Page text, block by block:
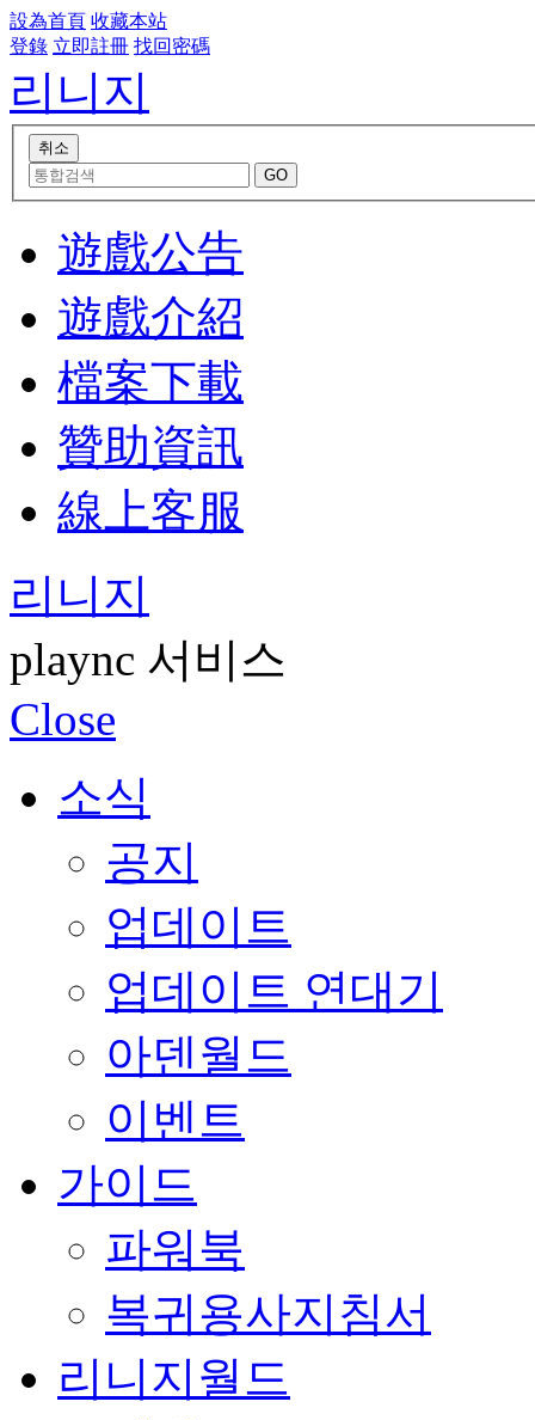
設為首頁 收藏本站
登錄 立即註冊 找回密碼
리니지
遊戲公告
遊戲介紹
檔案下載
贊助資訊
線上客服
리니지
plaync 서비스
Close
소식
공지
업데이트
업데이트 연대기
아덴월드
이벤트
가이드
파워북
복귀용사지침서
리니지월드